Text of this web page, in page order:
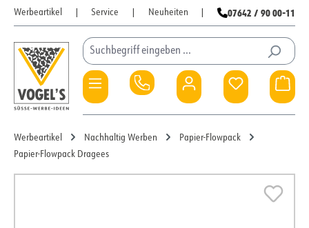
Zum Hauptinhalt springen
Werbeartikel Service Neuheiten 07642 / 90 00-11
Du hast 0
Werbeartikel Nachhaltig Werben
Papier-Flowpack
Papier-Flowpack Dragees